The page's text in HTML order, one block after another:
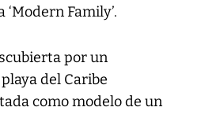
Family’.
por un
del Caribe
como modelo de un